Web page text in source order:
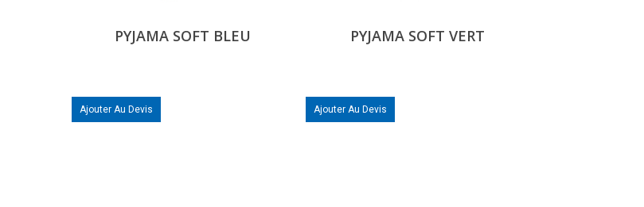
PYJAMA SOFT BLEU
Ajouter Au Devis
PYJAMA SOFT VERT
Ajouter Au Devis